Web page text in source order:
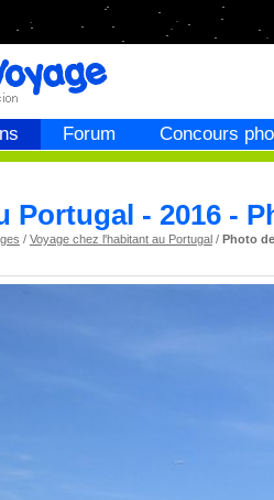
Forum Concours
Portugal - 2016 -
/ Voyage chez l'habitant au Portugal/ Photo